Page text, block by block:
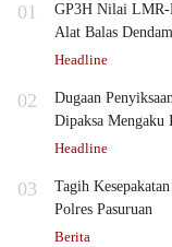
01
GP3H Nilai LMR-
Alat Balas
Headline
02
Dugaan
Dipaksa Mengaku
Headline
03
Tagih
Polres Pasuruan
Berita